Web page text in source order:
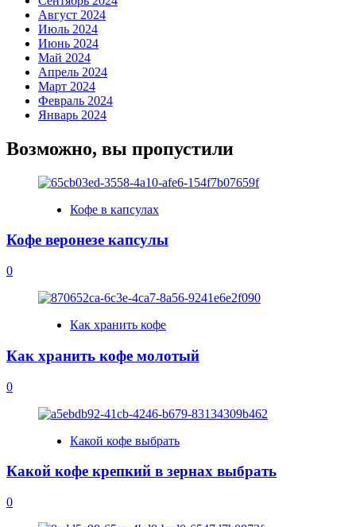
Август 2024
Июль 2024
Июнь 2024
Май 2024
Апрель 2024
Март 2024
Февраль 2024
Январь 2024
Возможно, вы пропустили
Кофе в капсулах
Кофе веронезе капсулы
0
Как хранить кофе
Как хранить кофе молотый
0
Какой кофе выбрать
Какой кофе крепкий в зернах выбрать
0